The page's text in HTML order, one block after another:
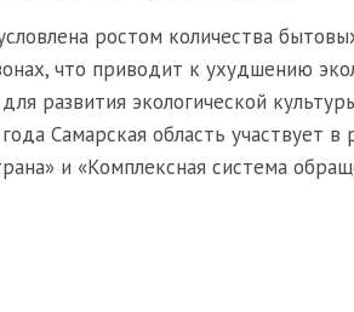
ростом количества
что приводит к ухудшению
развития экологической
Самарская область участвует
и «Комплексная система